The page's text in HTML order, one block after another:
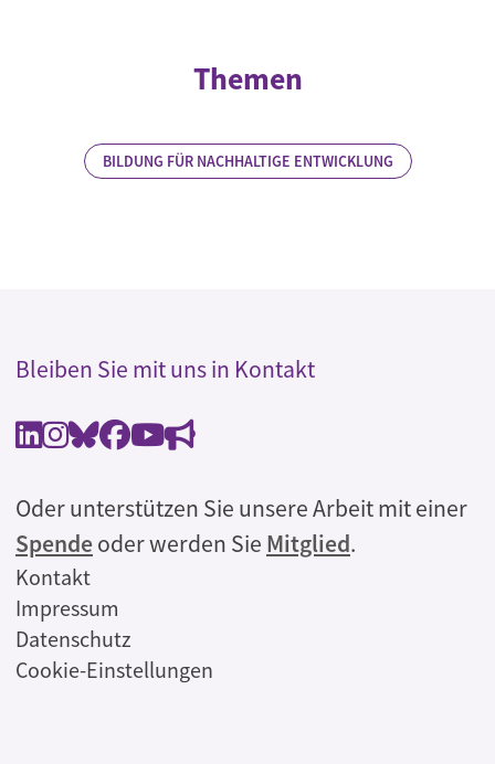
Themen
BILDUNG FÜR NACHHALTIGE ENTWICKLUNG
Bleiben Sie mit uns in Kontakt
Oder unterstützen Sie unsere Arbeit mit einer
Spendeoder werden Sie Mitglied.
Rechtliches
Kontakt
Impressum
Datenschutz
Cookie-Einstellungen